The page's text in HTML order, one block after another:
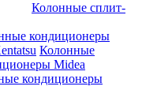
Колонные сплит-
кондиционеры
Колонные
Midea
кондиционеры